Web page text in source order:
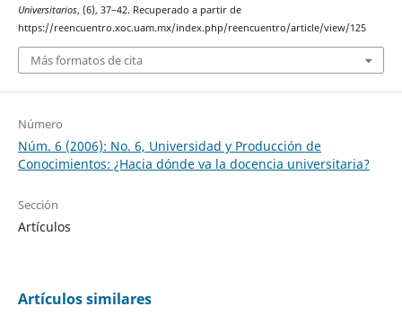
Universitarios, (6), 37–42. Recuperado a partir de
https://reencuentro.xoc.uam.mx/index.php/reencuentro/article/view/125
Más formatos de cita
Número
Núm. 6 (2006): No. 6, Universidad y Producción de
Conocimientos: ¿Hacia dónde va la docencia universitaria?
Sección
Artículos
Artículos similares